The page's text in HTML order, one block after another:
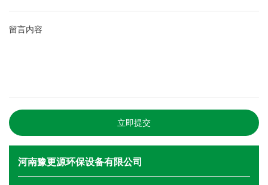
留言内容
立即提交
河南豫更源环保设备有限公司